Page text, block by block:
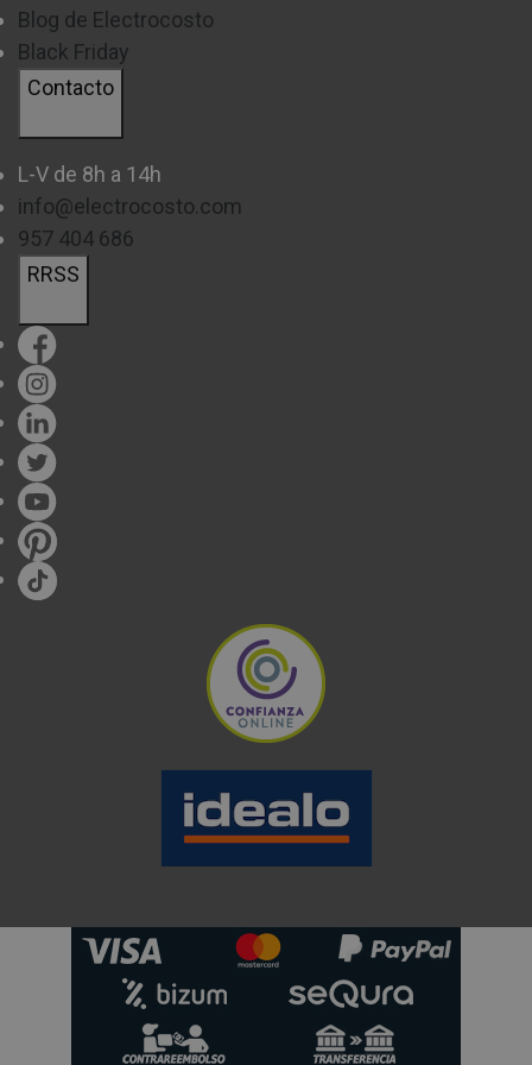
acumulación excesiva en su interior, que afectará
directamente al dispositivo y al resultado de nuestra
limpieza.
•Accesorios:
Contar con un modelo que disponga de diversos
accesorios
más completa
Gracias a su tamaño disfrutarás de un
electrodoméstico quese puede almacenar en
cualquier lugar de tu casa, sin tener que destinar
un espacio específico para él.
Comodidad:
una gran movilidad
, que te permitirá tanto vertical
como horizontal,
permitiéndote eliminar la
suciedad acumulada bajo tus muebles de
Blog de Electrocosto
Black Friday
Contacto
L-V de 8h a 14h
info@electrocosto.com
957 404 686
RRSS